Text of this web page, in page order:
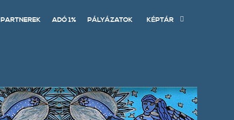
PARTNEREK ADÓ 1% PÁLYÁZATOK KÉPTÁR